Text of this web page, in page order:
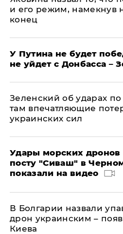
и его режим, намекнув
конец
У Путина не будет
не уйдет с Донбасса –
Зеленский об ударах
там впечатляющие
украинских сил
Удары морских
посту "Сиваш" в
показали на видео
В Болгарии назвали
дрон украинским –
Киева